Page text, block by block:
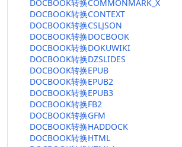
DOCBOOK转换COMMONMARK_X
DOCBOOK转换CONTEXT
DOCBOOK转换CSLJSON
DOCBOOK转换DOCBOOK
DOCBOOK转换DOKUWIKI
DOCBOOK转换DZSLIDES
DOCBOOK转换EPUB
DOCBOOK转换EPUB2
DOCBOOK转换EPUB3
DOCBOOK转换FB2
DOCBOOK转换GFM
DOCBOOK转换HADDOCK
DOCBOOK转换HTML